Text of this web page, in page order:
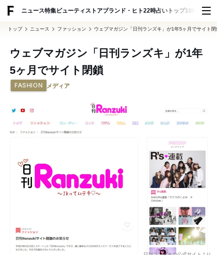
ニュース特集ビューティ ストアブランド・ヒト22時占い トップ100 スナッ
トップ ニュース ファッション ウェブマガジン「日刊ランズキ」が1年5ヶ月でサイト閉
ウェブマガジン「日刊ランズキ」が1年
5ヶ月でサイト閉鎖
FASHION メディア